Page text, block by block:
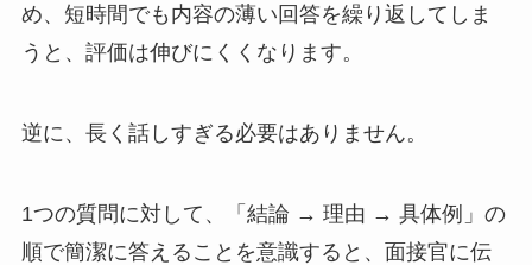
め、短時間でも内容の薄い回答を繰り返してしま
うと、評価は伸びにくくなります。
逆に、長く話しすぎる必要はありません。
1つの質問に対して、「結論 → 理由 → 具体例」の
順で簡潔に答えることを意識すると、面接官に伝